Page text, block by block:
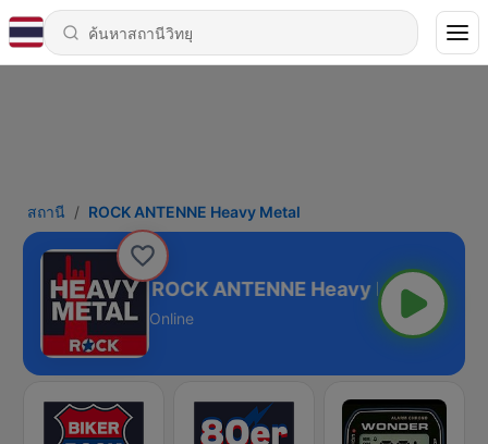
สถานี ROCK ANTENNE Heavy Metal
ROCK ANTENNE Heavy Metal
Online